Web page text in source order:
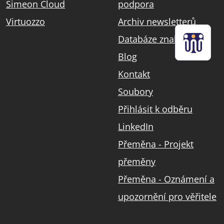
Simeon Cloud
Virtuozzo
podpora
Archiv newsletterů
Databáze znalostí
Blog
Kontakt
Soubory
Přihlásit k odběru
LinkedIn
Přeměna - Projekt
přeměny
Přeměna - Oznámení a
upozornění pro věřitele